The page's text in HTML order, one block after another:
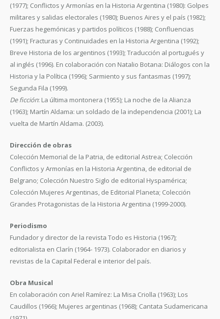
(1977); Conflictos y Armonías en la Historia Argentina (1980): Golpes
militares y salidas electorales (1980); Buenos Aires y el país (1982);
Fuerzas hegemónicas y partidos políticos (1988); Confluencias
(1991); Fracturas y Continuidades en la Historia Argentina (1992);
Breve Historia de los argentinos (1993); Traducción al portugués y
al inglés (1996). En colaboración con Natalio Botana: Diálogos con la
Historia y la Política (1996); Sarmiento y sus fantasmas (1997);
Segunda Fila (1999).
De ficción: La última montonera (1955); La noche de la Alianza
(1963); Martín Aldama: un soldado de la independencia (2001); La
vuelta de Martín Aldama. (2003).
Dirección de obras
Colección Memorial de la Patria, de editorial Astrea; Colección
Conflictos y Armonías en la Historia Argentina, de editorial de
Belgrano; Colección Nuestro Siglo de editorial Hyspamérica;
Colección Mujeres Argentinas, de Editorial Planeta; Colección
Grandes Protagonistas de la Historia Argentina (1999-2000).
Periodismo
Fundador y director de la revista Todo es Historia (1967);
editorialista en Clarín (1964- 1973). Colaborador en diarios y
revistas de la Capital Federal e interior del país.
Obra Musical
En colaboración con Ariel Ramírez: La Misa Criolla (1963); Los
Caudillos (1966); Mujeres argentinas (1968); Cantata Sudamericana